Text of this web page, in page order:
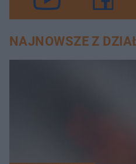
NAJNOWSZE Z